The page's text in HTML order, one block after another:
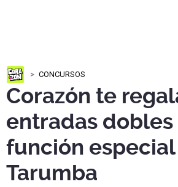
CONCURSOS
Corazón te
entradas dobles
función especial
Tarumba